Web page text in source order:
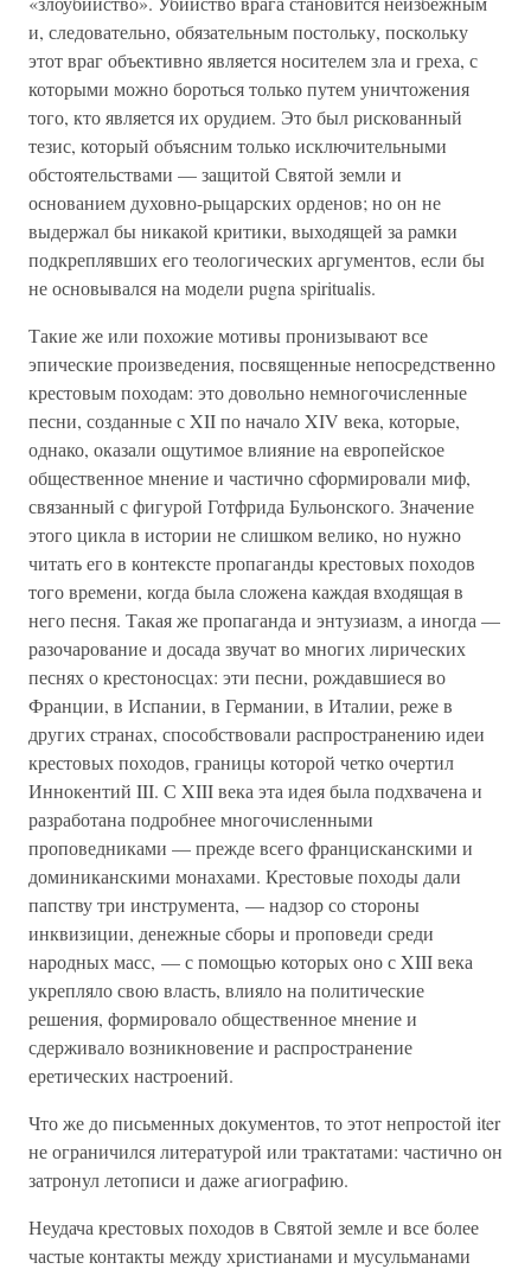
и, следовательно, обязательным постольку, поскольку
этот враг объективно является носителем зла и греха, с
которыми можно бороться только путем уничтожения
того, кто является их орудием. Это был рискованный
тезис, который объясним только исключительными
обстоятельствами — защитой Святой земли и
основанием духовно-рыцарских орденов; но он не
выдержал бы никакой критики, выходящей за рамки
подкреплявших его теологических аргументов, если бы
не основывался на модели pugna spiritualis.
Такие же или похожие мотивы пронизывают все
эпические произведения, посвященные непосредственно
крестовым походам: это довольно немногочисленные
песни, созданные с XII по начало XIV века, которые,
однако, оказали ощутимое влияние на европейское
общественное мнение и частично сформировали миф,
связанный с фигурой Готфрида Бульонского. Значение
этого цикла в истории не слишком велико, но нужно
читать его в контексте пропаганды крестовых походов
того времени, когда была сложена каждая входящая в
него песня. Такая же пропаганда и энтузиазм, а иногда —
разочарование и досада звучат во многих лирических
песнях о крестоносцах: эти песни, рождавшиеся во
Франции, в Испании, в Германии, в Италии, реже в
других странах, способствовали распространению идеи
крестовых походов, границы которой четко очертил
Иннокентий III. С XIII века эта идея была подхвачена и
разработана подробнее многочисленными
проповедниками — прежде всего францисканскими и
доминиканскими монахами. Крестовые походы дали
папству три инструмента, — надзор со стороны
инквизиции, денежные сборы и проповеди среди
народных масс, — с помощью которых оно с XIII века
укрепляло свою власть, влияло на политические
решения, формировало общественное мнение и
сдерживало возникновение и распространение
еретических настроений.
Что же до письменных документов, то этот непростой iter
не ограничился литературой или трактатами: частично он
затронул летописи и даже агиографию.
Неудача крестовых походов в Святой земле и все более
частые контакты между христианами и мусульманами